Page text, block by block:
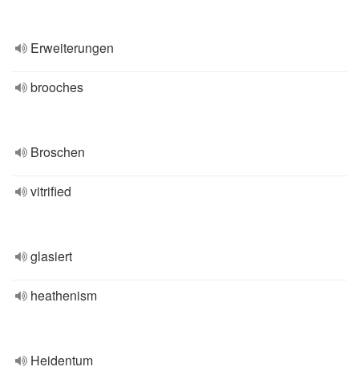
Erweiterungen
brooches
Broschen
vitrified
glasiert
heathenism
Heidentum